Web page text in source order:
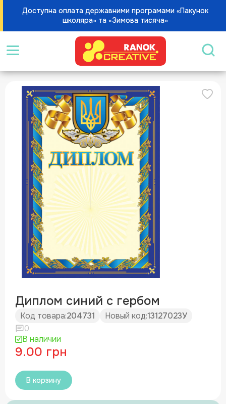
Доступна оплата державними програмами «Пакунок
школяра» та «Зимова тисяча»
Диплом синий с гербом
Код товара:204731 Новый код:13127023У
0
В наличии
9.00 грн
В корзину